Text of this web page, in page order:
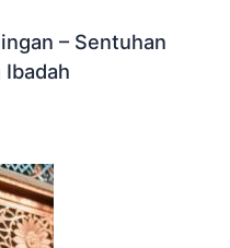
– Sentuhan
Ibadah